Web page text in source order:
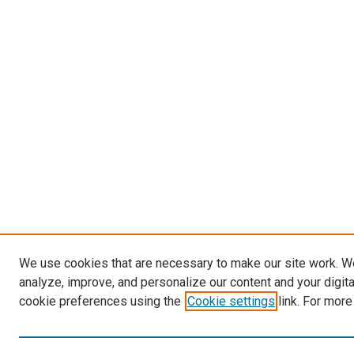
We use cookies that are necessary to make our site work.
analyze, improve, and personalize our content and your
cookie preferences using the Cookie settings link. For